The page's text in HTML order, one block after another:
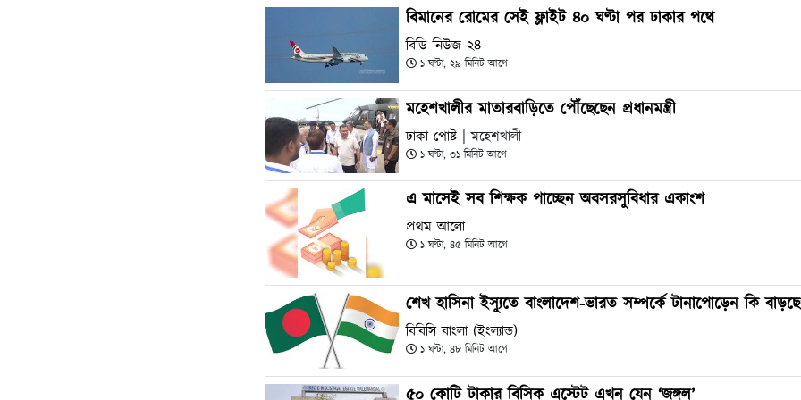
বিমানের রোমের সেই ফ্লাইট ৪০ ঘণ্টা পর ঢাকার পথে
বিডি নিউজ ২৪
১ ঘণ্টা, ২৯ মিনিট আগে
মহেশখালীর মাতারবাড়িতে পৌঁছেছেন প্রধানমন্ত্রী
ঢাকা পোষ্ট | মহেশখালী
১ ঘণ্টা, ৩১ মিনিট আগে
এ মাসেই সব শিক্ষক পাচ্ছেন অবসরসুবিধার একাংশ
প্রথম আলো
১ ঘণ্টা, ৪৫ মিনিট আগে
শেখ হাসিনা ইস্যুতে বাংলাদেশ-ভারত সম্পর্কে টানাপোড়েন কি
বিবিসি বাংলা (ইংল্যান্ড)
১ ঘণ্টা, ৪৮ মিনিট আগে
৫০ কোটি টাকার বিসিক এস্টেট এখন যেন ‘জঙ্গল’